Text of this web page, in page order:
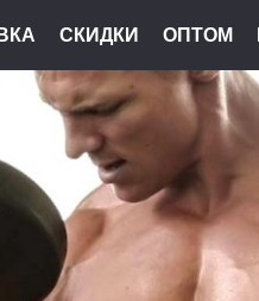
СКИДКИ ОПТОМ